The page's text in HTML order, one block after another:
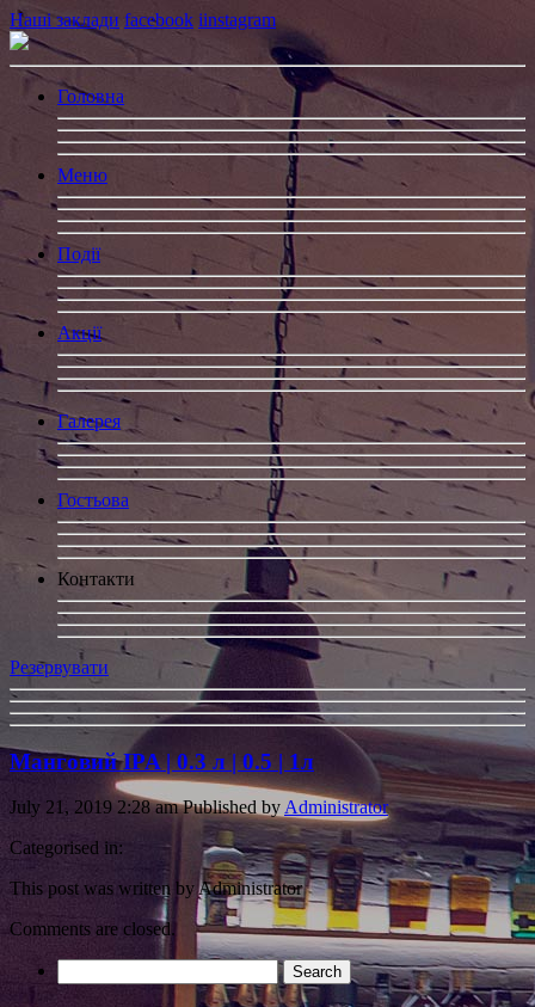
Наші заклади facebook iinstagram
Головна
Меню
Події
Акції
Гaлерея
Гостьова
Контакти
Резервувати
Манговий IPA | 0.3 л | 0.5 | 1л
July 21, 2019 2:28 am Published byAdministrator
Categorised in:
This post was written by Administrator
Comments are closed.
for: